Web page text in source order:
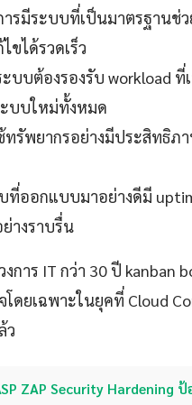
ารมีระบบที่เป็นมาตรฐานช่
ขได้รวดเร็ว
ะบบต้องรองรับ workload
ะบบใหม่ทั้งหมด
ทรัพยากรอย่างมีประสิทธิภ
ที่ออกแบบมาอย่างดีมี
างราบรื่น
การ IT กว่า 30 ปี kanban
ดยเฉพาะในยุคที่ Cloud
ว
ZAP Security Hardening